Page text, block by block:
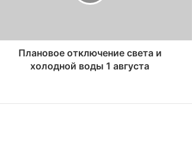
Плановое отключение света и
холодной воды 1 августа